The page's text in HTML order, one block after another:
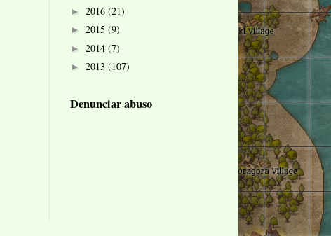
► 2016 (21)
► 2015 (9)
► 2014 (7)
► 2013 (107)
Denunciar abuso